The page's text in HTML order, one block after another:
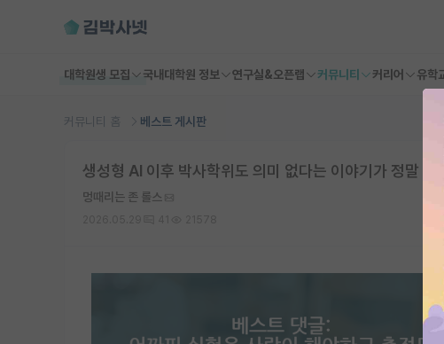
대학원생 모집 국내대학원 정보 연구실&오픈랩 커뮤니티 커리어 유학
커뮤니티 홈 베스트 게시판
생성형 AI 이후 박사학위도 의미 없다는 이야기가 정말 많
멍때리는 존 롤스